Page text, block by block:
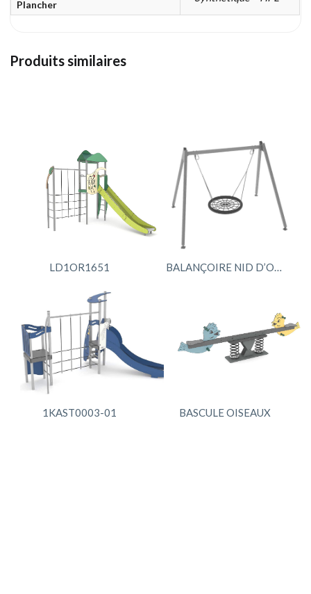
Plancher
Produits similaires
LD1OR1651 BALANÇOIRE NID D’OISEAU
1KAST0003-01 BASCULE OISEAUX